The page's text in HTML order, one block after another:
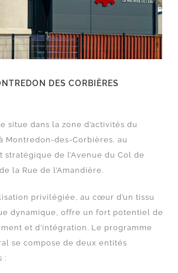
DES CORBIÈRES
situe dans la zone d’activités du
Montredon-des-Corbières, au
stratégique de l’Avenue du Col de
la Rue de l’Amandière.
privilégiée, au cœur d’un tissu
dynamique, offre un fort potentiel de
et d’intégration. Le programme
se compose de deux entités
: